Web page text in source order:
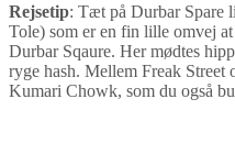
Rejsetip: Tæt på Durbar Spare
Tole) som er en fin lille omvej
Durbar Sqaure. Her mødtes
ryge hash. Mellem Freak Street
Kumari Chowk, som du også